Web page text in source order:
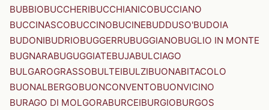
BUBBIOBUCCHERIBUCCHIANICOBUCCIANO
BUCCINASCOBUCCINOBUCINEBUDDUSO'BUDOIA
BUDONIBUDRIOBUGGERRUBUGGIANOBUGLIO IN MONTE
BUGNARABUGUGGIATEBUJABULCIAGO
BULGAROGRASSOBULTEIBULZIBUONABITACOLO
BUONALBERGOBUONCONVENTOBUONVICINO
BURAGO DI MOLGORABURCEIBURGIOBURGOS